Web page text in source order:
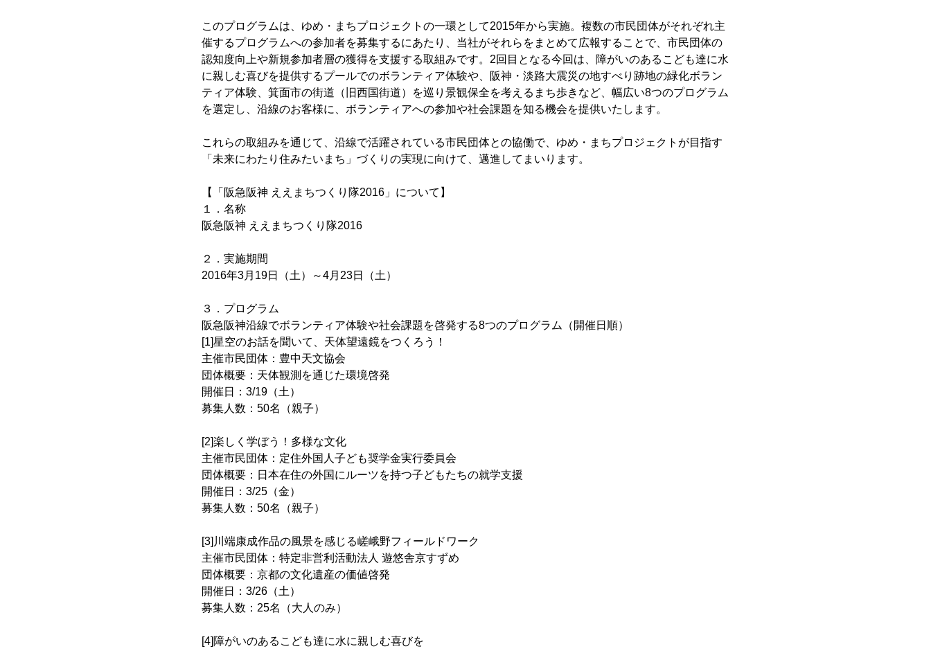
このプログラムは、ゆめ・まちプロジェクトの一環として2015年から実施。複数の市民団体がそれぞれ主
催するプログラムへの参加者を募集するにあたり、当社がそれらをまとめて広報することで、市民団体の
認知度向上や新規参加者層の獲得を支援する取組みです。2回目となる今回は、障がいのあるこども達に水
に親しむ喜びを提供するプールでのボランティア体験や、阪神・淡路大震災の地すべり跡地の緑化ボラン
ティア体験、箕面市の街道（旧西国街道）を巡り景観保全を考えるまち歩きなど、幅広い8つのプログラム
を選定し、沿線のお客様に、ボランティアへの参加や社会課題を知る機会を提供いたします。
これらの取組みを通じて、沿線で活躍されている市民団体との協働で、ゆめ・まちプロジェクトが目指す
「未来にわたり住みたいまち」づくりの実現に向けて、邁進してまいります。
【「阪急阪神 ええまちつくり隊2016」について】
１．名称
阪急阪神 ええまちつくり隊2016
２．実施期間
2016年3月19日（土）～4月23日（土）
３．プログラム
阪急阪神沿線でボランティア体験や社会課題を啓発する8つのプログラム（開催日順）
[1]星空のお話を聞いて、天体望遠鏡をつくろう！
主催市民団体：豊中天文協会
団体概要：天体観測を通じた環境啓発
開催日：3/19（土）
募集人数：50名（親子）
[2]楽しく学ぼう！多様な文化
主催市民団体：定住外国人子ども奨学金実行委員会
団体概要：日本在住の外国にルーツを持つ子どもたちの就学支援
開催日：3/25（金）
募集人数：50名（親子）
[3]川端康成作品の風景を感じる嵯峨野フィールドワーク
主催市民団体：特定非営利活動法人 遊悠舎京すずめ
団体概要：京都の文化遺産の価値啓発
開催日：3/26（土）
募集人数：25名（大人のみ）
[4]障がいのあるこども達に水に親しむ喜びを